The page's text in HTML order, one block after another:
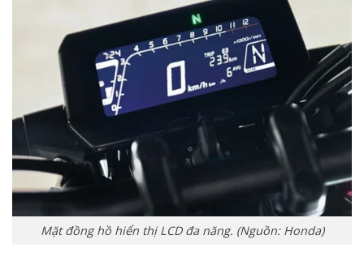
Mặt đồng hồ hiển thị LCD đa năng. (Nguồn: Honda)